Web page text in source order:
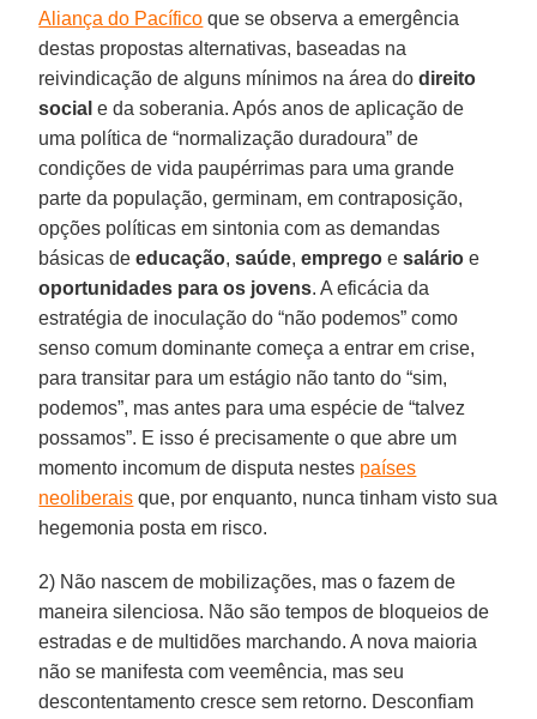
Aliança do Pacífico que se observa a emergência
destas propostas alternativas, baseadas na
reivindicação de alguns mínimos na área dodireito
social e da soberania. Após anos de aplicação de
uma política de “normalização duradoura” de
condições de vida paupérrimas para uma grande
parte da população, germinam, em contraposição,
opções políticas em sintonia com as demandas
básicas deeducação, saúde, empregoe salário e
oportunidades para os jovens. A eficácia da
estratégia de inoculação do “não podemos” como
senso comum dominante começa a entrar em crise,
para transitar para um estágio não tanto do “sim,
podemos”, mas antes para uma espécie de “talvez
possamos”. E isso é precisamente o que abre um
momento incomum de disputa nestes países
neoliberais que, por enquanto, nunca tinham visto sua
hegemonia posta em risco.
2) Não nascem de mobilizações, mas o fazem de
maneira silenciosa. Não são tempos de bloqueios de
estradas e de multidões marchando. A nova maioria
não se manifesta com veemência, mas seu
descontentamento cresce sem retorno. Desconfiam